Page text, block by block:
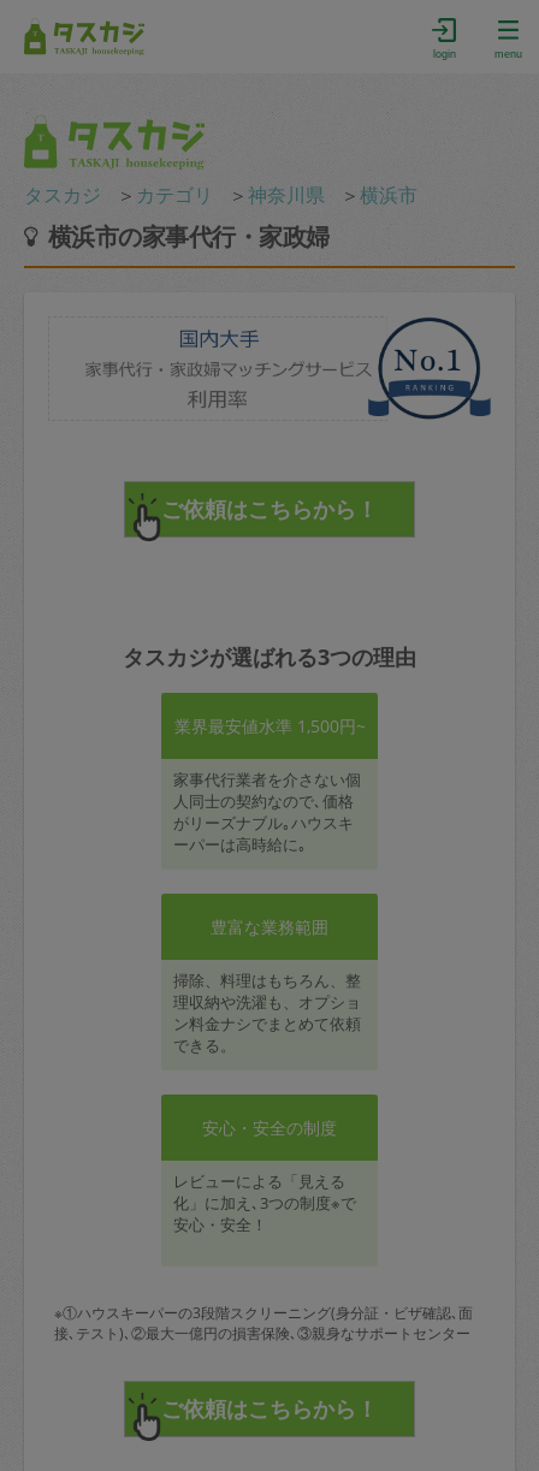
login menu
タスカジ ＞ カテゴリ ＞神奈川県 ＞横浜市
横浜市の家事代行・家政婦
タスカジが選ばれる3つの理由
業界最安値水準 1,500円~
家事代行業者を介さない個
人同士の契約なので､価格
がリーズナブル｡ハウスキ
ーパーは高時給に｡
豊富な業務範囲
掃除、料理はもちろん、整
理収納や洗濯も、オプショ
ン料金ナシでまとめて依頼
できる。
安心・安全の制度
レビューによる「見える
化」に加え､3つの制度※で
安心・安全！
※①ハウスキーパーの3段階スクリーニング(身分証・ビザ確認､面
接､テスト)､②最大一億円の損害保険､③親身なサポートセンター